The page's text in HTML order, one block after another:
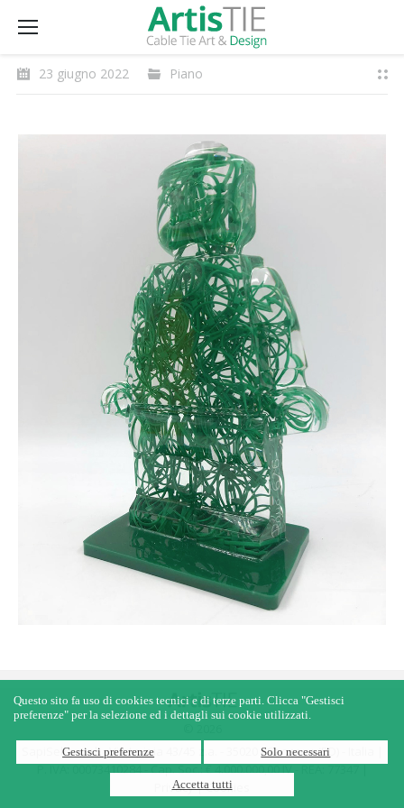
23 giugno 2022 Piano
SapiSelco s.r.l. - Via Irpinia 43/45 z.a. - 35020 - Saonara (PD) - Italia |
P. IVA: 00073410284 - Cap. Soc.: € 4.000.000,00 IV - REA: 77347 |
Privacy|Cookies
Questo sito fa uso di cookies tecnici e di terze parti. Clicca "Gestisci
preferenze" per la selezione ed i dettagli sui cookie utilizzati.
Gestisci preferenze Solo necessari
Accetta tutti